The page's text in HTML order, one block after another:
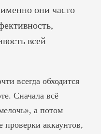
они часто
всей
всегда обходится
Сначала всё
а потом
проверки аккаунтов,